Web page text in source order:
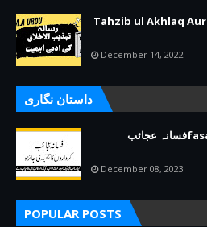
تہذیب الاخلاق کی ادبی اہمیت|Tahzib ul Akhlaq Aur
December 14, 2022
داستان نگاری
fasana e ajaib ki kirdar nigariفسانہ عجائب
December 08, 2023
POPULAR POSTS